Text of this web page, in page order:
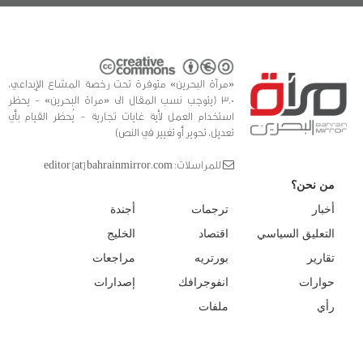
«مرآة البحرين» متوفرة تحت رخصة المشاع الإبداعي،
3.0 (يتوجب نسب المقال الى «مراة البحرين» - يحظر
استخدام العمل لأية غايات تجارية - يُحظر القيام بأي
تعديل، تحوير أو تغيير في النص)
للمراسلات: editor [at] bahrainmirror.com
من نحن؟
أخبار
التعليق السياسي
تقارير
حوارات
رأي
ترجمات
اقتصاد
بورتريه
انفوجرافك
ملفات
أجندة
الخليج
مراجعات
إصدارات